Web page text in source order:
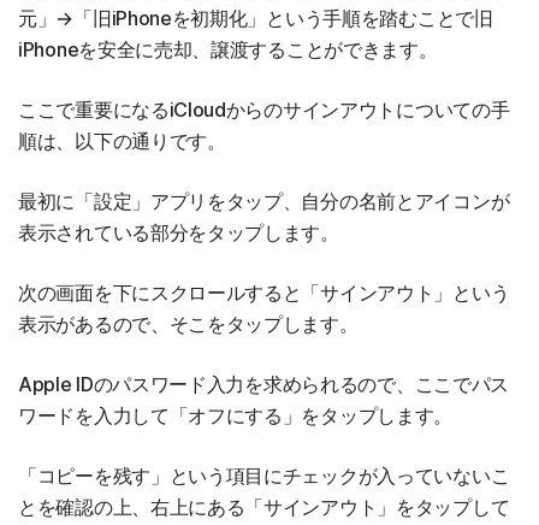
元」→「旧iPhoneを初期化」という手順を踏むことで旧
iPhoneを安全に売却、譲渡することができます。
ここで重要になるiCloudからのサインアウトについての手
順は、以下の通りです。
最初に「設定」アプリをタップ、自分の名前とアイコンが
表示されている部分をタップします。
次の画面を下にスクロールすると「サインアウト」という
表示があるので、そこをタップします。
Apple IDのパスワード入力を求められるので、ここでパス
ワードを入力して「オフにする」をタップします。
「コピーを残す」という項目にチェックが入っていないこ
とを確認の上、右上にある「サインアウト」をタップして